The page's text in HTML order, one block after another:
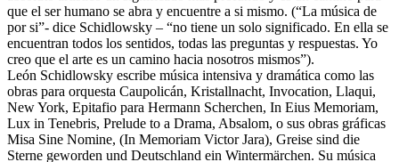
que el ser humano se abra y encuentre a si mismo. (“La música de
por si”- dice Schidlowsky – “no tiene un solo significado. En ella se
encuentran todos los sentidos, todas las preguntas y respuestas. Yo
creo que el arte es un camino hacia nosotros mismos”).
León Schidlowsky escribe música intensiva y dramática como las
obras para orquesta Caupolicán, Kristallnacht, Invocation, Llaqui,
New York, Epitafio para Hermann Scherchen, In Eius Memoriam,
Lux in Tenebris, Prelude to a Drama, Absalom, o sus obras gráficas
Misa Sine Nomine, (In Memoriam Victor Jara), Greise sind die
Sterne geworden und Deutschland ein Wintermärchen. Su música